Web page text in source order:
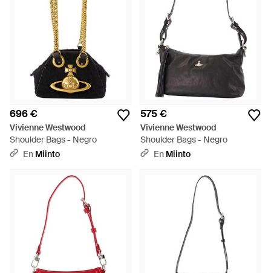
696 €
Vivienne Westwood
Shoulder Bags - Negro
En Miinto
575 €
Vivienne Westwood
Shoulder Bags - Negro
En Miinto